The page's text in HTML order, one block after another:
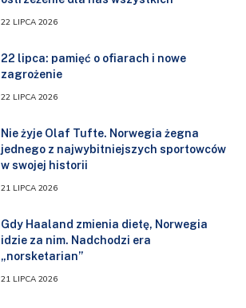
22 LIPCA 2026
22 lipca: pamięć o ofiarach i nowe
zagrożenie
22 LIPCA 2026
Nie żyje Olaf Tufte. Norwegia żegna
jednego z najwybitniejszych sportowców
w swojej historii
21 LIPCA 2026
Gdy Haaland zmienia dietę, Norwegia
idzie za nim. Nadchodzi era
„norsketarian”
21 LIPCA 2026